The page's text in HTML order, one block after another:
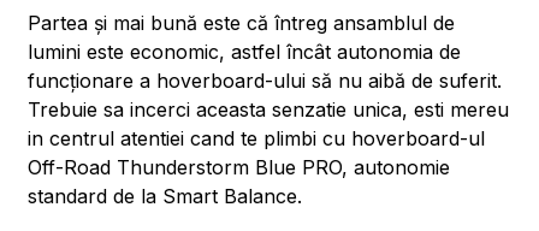
Partea și mai bună este că întreg ansamblul de
lumini este economic, astfel încât autonomia de
funcționare a hoverboard-ului să nu aibă de suferit.
Trebuie sa incerci aceasta senzatie unica, esti mereu
in centrul atentiei cand te plimbi cu hoverboard-ul
Off-Road Thunderstorm Blue PRO, autonomie
standard de la Smart Balance.